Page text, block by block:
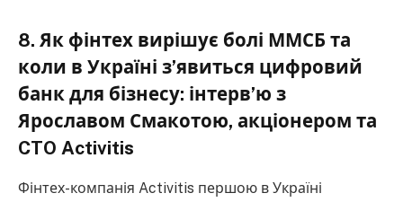
8. Як фінтех вирішує болі ММСБ та
коли в Україні з’явиться цифровий
банк для бізнесу: інтерв’ю з
Ярославом Смакотою, акціонером та
CTO Activitis
Фінтех-компанія Activitis першою в Україні